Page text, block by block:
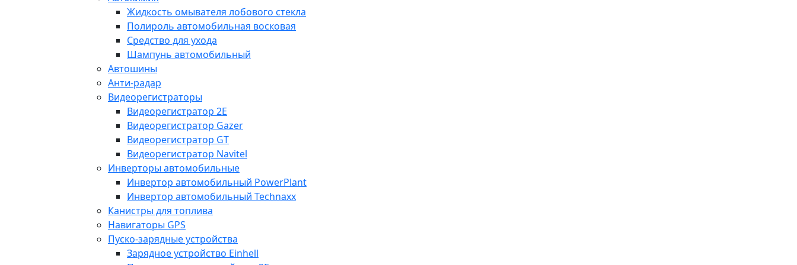
Жидкость омывателя лобового стекла
Полироль автомобильная восковая
Средство для ухода
Шампунь автомобильный
Автошины
Анти-радар
Видеорегистраторы
Видеорегистратор 2E
Видеорегистратор Gazer
Видеорегистратор GT
Видеорегистратор Navitel
Инверторы автомобильные
Инвертор автомобильный PowerPlant
Инвертор автомобильный Technaxx
Канистры для топлива
Навигаторы GPS
Пуско-зарядные устройства
Зарядное устройство Einhell